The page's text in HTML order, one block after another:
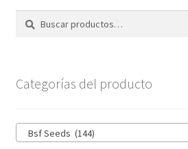
Buscar
Buscar
Categorías del producto
Bsf Seeds (144)